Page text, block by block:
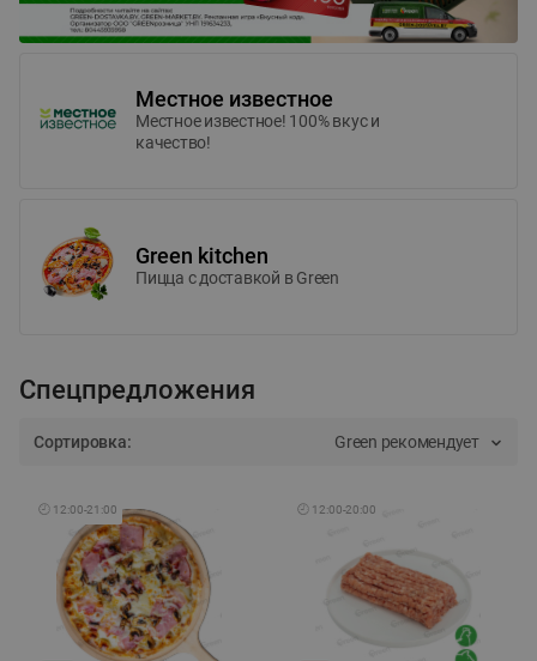
Местное известное
Местное известное! 100% вкус и
качество!
Green kitchen
Пицца c доставкой в Green
Спецпредложения
Сортировка: Green рекомендует
🕘 12:00-21:00 🕘 12:00-20:00